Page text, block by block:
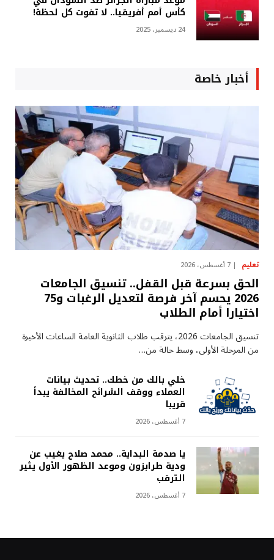
كأس أمم أفريقيا.. لا تفوت كل لحظة!
24 ديسمبر، 2025
أخبار خاصة
تعليم 7 أغسطس، 2026
الحق بسرعة قبل القفل.. تنسيق الجامعات
2026 يحسم آخر فرصة لتعديل الرغبات و75
اختيارا أمام الطلاب
تنسيق الجامعات 2026، يترقب طلاب الثانوية العامة الساعات الأخيرة
من المرحلة الأولى، وسط حالة من…
خلي بالك من خطك.. تحديث بيانات
العملاء ووقف الشرائح المخالفة يبدأ
قريبا
7 أغسطس، 2026
يا صدمة البداية.. محمد صلاح يغيب عن
ودية طرابزون وموعد الظهور الأول يثير
الترقب
7 أغسطس، 2026